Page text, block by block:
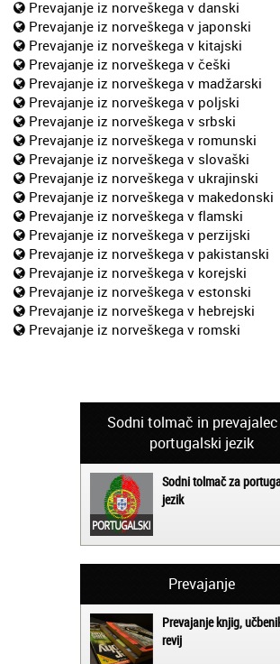
Prevajanje iz norveškega v danski
Prevajanje iz norveškega v japonski
Prevajanje iz norveškega v kitajski
Prevajanje iz norveškega v češki
Prevajanje iz norveškega v madžarski
Prevajanje iz norveškega v poljski
Prevajanje iz norveškega v srbski
Prevajanje iz norveškega v romunski
Prevajanje iz norveškega v slovaški
Prevajanje iz norveškega v ukrajinski
Prevajanje iz norveškega v makedonski
Prevajanje iz norveškega v flamski
Prevajanje iz norveškega v perzijski
Prevajanje iz norveškega v pakistanski
Prevajanje iz norveškega v korejski
Prevajanje iz norveškega v estonski
Prevajanje iz norveškega v hebrejski
Prevajanje iz norveškega v romski
Sodni tolmač in
portugalski jezik
Sodni tolmač za
jezik
Prevajanje
Prevajanje knjig,
revij